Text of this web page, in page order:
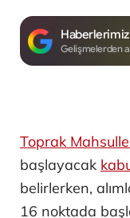
Gelişmelerden
Toprak
başlayacak
belirlerken,
16 noktada